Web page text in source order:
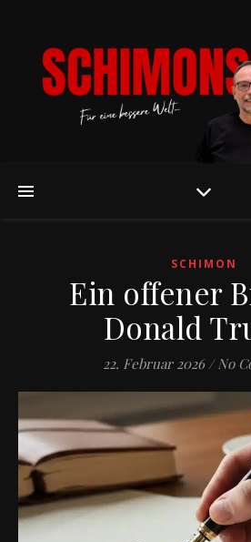
SCHIMON
Ein offener
Donald
22. Februar 2026 / No